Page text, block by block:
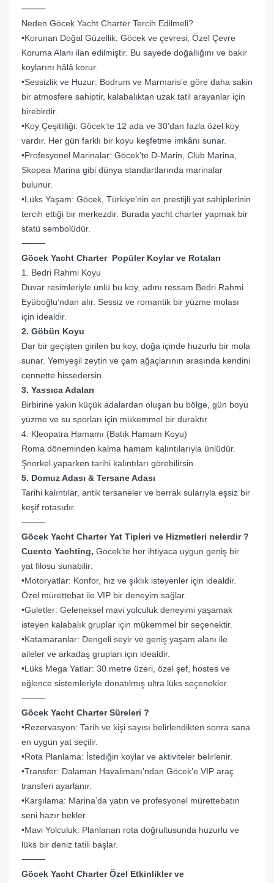
⸻
Neden Göcek Yacht Charter Tercih Edilmeli?
•Korunan Doğal Güzellik: Göcek ve çevresi, Özel Çevre
Koruma Alanı ilan edilmiştir. Bu sayede doğallığını ve bakir
koylarını hâlâ korur.
•Sessizlik ve Huzur: Bodrum ve Marmaris’e göre daha sakin
bir atmosfere sahiptir, kalabalıktan uzak tatil arayanlar için
birebirdir.
•Koy Çeşitliliği: Göcek’te 12 ada ve 30’dan fazla özel koy
vardır. Her gün farklı bir koyu keşfetme imkânı sunar.
•Profesyonel Marinalar: Göcek’te D-Marin, Club Marina,
Skopea Marina gibi dünya standartlarında marinalar
bulunur.
•Lüks Yaşam: Göcek, Türkiye’nin en prestijli yat sahiplerinin
tercih ettiği bir merkezdir. Burada yacht charter yapmak bir
statü sembolüdür.
⸻
Göcek Yacht Charter Popüler Koylar ve Rotaları
1. Bedri Rahmi Koyu
Duvar resimleriyle ünlü bu koy, adını ressam Bedri Rahmi
Eyüboğlu’ndan alır. Sessiz ve romantik bir yüzme molası
için idealdir.
2. Göbün Koyu
Dar bir geçişten girilen bu koy, doğa içinde huzurlu bir mola
sunar. Yemyeşil zeytin ve çam ağaçlarının arasında kendini
cennette hissedersin.
3. Yassıca Adaları
Birbirine yakın küçük adalardan oluşan bu bölge, gün boyu
yüzme ve su sporları için mükemmel bir duraktır.
4. Kleopatra Hamamı (Batık Hamam Koyu)
Roma döneminden kalma hamam kalıntılarıyla ünlüdür.
Şnorkel yaparken tarihi kalıntıları görebilirsin.
5. Domuz Adası & Tersane Adası
Tarihi kalıntılar, antik tersaneler ve berrak sularıyla eşsiz bir
keşif rotasıdır.
⸻
Göcek Yacht Charter Yat Tipleri ve Hizmetleri nelerdir ?
Cuento Yachting, Göcek’te her ihtiyaca uygun geniş bir
yat filosu sunabilir:
•Motoryatlar: Konfor, hız ve şıklık isteyenler için idealdir.
Özel mürettebat ile VIP bir deneyim sağlar.
•Guletler: Geleneksel mavi yolculuk deneyimi yaşamak
isteyen kalabalık gruplar için mükemmel bir seçenektir.
•Katamaranlar: Dengeli seyir ve geniş yaşam alanı ile
aileler ve arkadaş grupları için idealdir.
•Lüks Mega Yatlar: 30 metre üzeri, özel şef, hostes ve
eğlence sistemleriyle donatılmış ultra lüks seçenekler.
⸻
Göcek Yacht Charter Süreleri ?
•Rezervasyon: Tarih ve kişi sayısı belirlendikten sonra sana
en uygun yat seçilir.
•Rota Planlama: İstediğin koylar ve aktiviteler belirlenir.
•Transfer: Dalaman Havalimanı’ndan Göcek’e VIP araç
transferi ayarlanır.
•Karşılama: Marina’da yatın ve profesyonel mürettebatın
seni hazır bekler.
•Mavi Yolculuk: Planlanan rota doğrultusunda huzurlu ve
lüks bir deniz tatili başlar.
⸻
Göcek Yacht Charter Özel Etkinlikler ve